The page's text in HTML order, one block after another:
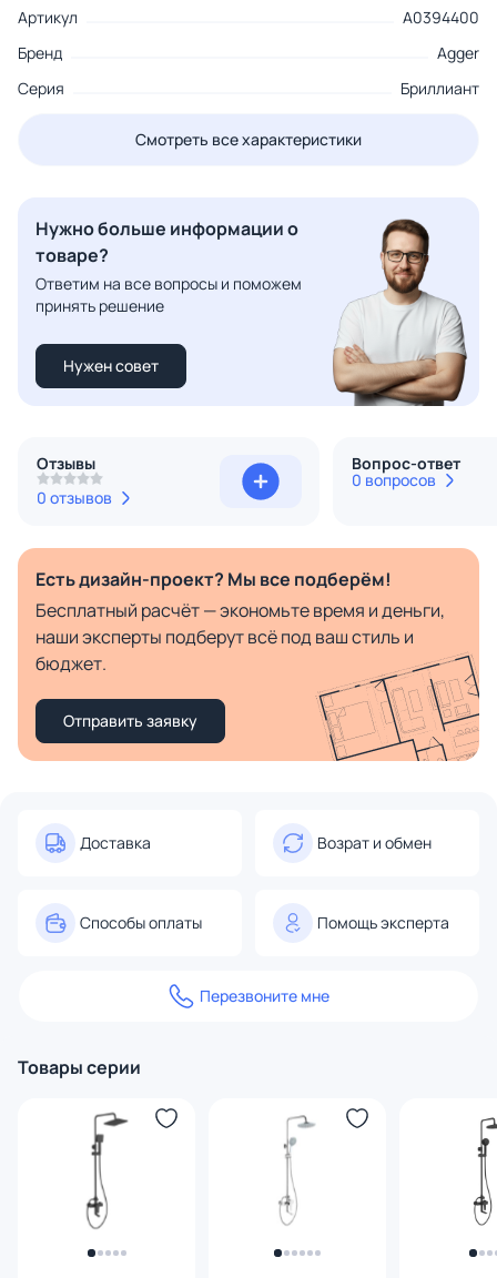
Артикул
A0394400
Бренд
Agger
Серия
Бриллиант
Смотреть все характеристики
Нужно больше информации о
товаре?
Ответим на все вопросы и поможем
принять решение
Нужен совет
Отзывы
0 отзывов
Вопрос-ответ
0 вопросов
Есть дизайн-проект? Мы все подберём!
Бесплатный расчёт — экономьте время и деньги,
наши эксперты подберут всё под ваш стиль и
бюджет.
Отправить заявку
Доставка Возрат и обмен
Способы оплаты Помощь эксперта
Перезвоните мне
Товары серии